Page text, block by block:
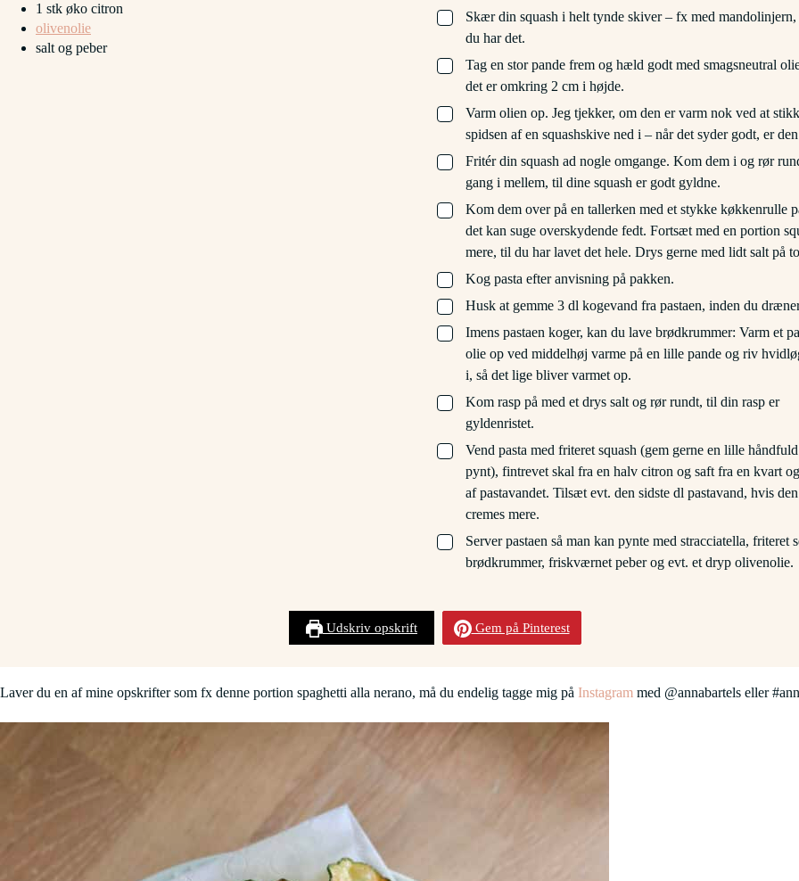
1 stk øko citron
olivenolie
salt og peber
▢
Skær din squash i helt tynde skiver – fx med
du har det.
▢
Tag en stor pande frem og hæld godt med smagsneutral
det er omkring 2 cm i højde.
▢
Varm olien op. Jeg tjekker, om den er varm nok ved at
spidsen af en squashskive ned i – når det syder godt, er
▢
Fritér din squash ad nogle omgange. Kom dem i og rør
gang i mellem, til dine squash er godt gyldne.
▢
Kom dem over på en tallerken med et stykke køkkenrulle
det kan suge overskydende fedt. Fortsæt med en portion
mere, til du har lavet det hele. Drys gerne med lidt salt på
▢
Kog pasta efter anvisning på pakken.
▢
Husk at gemme 3 dl kogevand fra pastaen, inden du
▢
Imens pastaen koger, kan du lave brødkrummer: Varm et
olie op ved middelhøj varme på en lille pande og riv
i, så det lige bliver varmet op.
▢
Kom rasp på med et drys salt og rør rundt, til din rasp er
gyldenristet.
▢
Vend pasta med friteret squash (gem gerne en lille
pynt), fintrevet skal fra en halv citron og saft fra en kvart
af pastavandet. Tilsæt evt. den sidste dl pastavand, hvis
cremes mere.
▢
Server pastaen så man kan pynte med stracciatella, friteret
brødkrummer, friskværnet peber og evt. et dryp olivenolie.
Udskriv opskrift Gem på Pinterest
Laver du en af mine opskrifter som fx denne portion spaghetti alla nerano, må du endelig tagge mig på Instagram med @annabartels eller